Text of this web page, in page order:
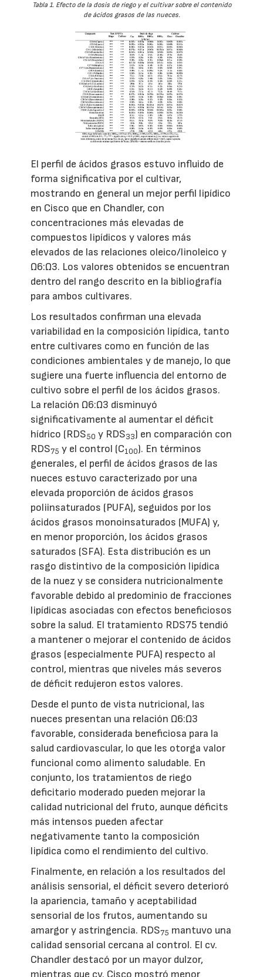
Tabla 1. Efecto de la dosis de riego y el cultivar sobre el contenido
de ácidos grasos de las nueces.
El perfil de ácidos grasos estuvo influido de
forma significativa por el cultivar,
mostrando en general un mejor perfil lipídico
en Cisco que en Chandler, con
concentraciones más elevadas de
compuestos lipídicos y valores más
elevados de las relaciones oleico/linoleico y
Ω6:Ω3. Los valores obtenidos se encuentran
dentro del rango descrito en la bibliografía
para ambos cultivares.
Los resultados confirman una elevada
variabilidad en la composición lipídica, tanto
entre cultivares como en función de las
condiciones ambientales y de manejo, lo que
sugiere una fuerte influencia del entorno de
cultivo sobre el perfil de los ácidos grasos.
La relación Ω6:Ω3 disminuyó
significativamente al aumentar el déficit
hídrico (RDS50 y RDS33) en comparación con
RDS75 y el control (C100). En términos
generales, el perfil de ácidos grasos de las
nueces estuvo caracterizado por una
elevada proporción de ácidos grasos
poliinsaturados (PUFA), seguidos por los
ácidos grasos monoinsaturados (MUFA) y,
en menor proporción, los ácidos grasos
saturados (SFA). Esta distribución es un
rasgo distintivo de la composición lipídica
de la nuez y se considera nutricionalmente
favorable debido al predominio de fracciones
lipídicas asociadas con efectos beneficiosos
sobre la salud. El tratamiento RDS75 tendió
a mantener o mejorar el contenido de ácidos
grasos (especialmente PUFA) respecto al
control, mientras que niveles más severos
de déficit redujeron estos valores.
Desde el punto de vista nutricional, las
nueces presentan una relación Ω6:Ω3
favorable, considerada beneficiosa para la
salud cardiovascular, lo que les otorga valor
funcional como alimento saludable. En
conjunto, los tratamientos de riego
deficitario moderado pueden mejorar la
calidad nutricional del fruto, aunque déficits
más intensos pueden afectar
negativamente tanto la composición
lipídica como el rendimiento del cultivo.
Finalmente, en relación a los resultados del
análisis sensorial, el déficit severo deterioró
la apariencia, tamaño y aceptabilidad
sensorial de los frutos, aumentando su
amargor y astringencia. RDS75 mantuvo una
calidad sensorial cercana al control. El cv.
Chandler destacó por un mayor dulzor,
mientras que cv. Cisco mostró menor